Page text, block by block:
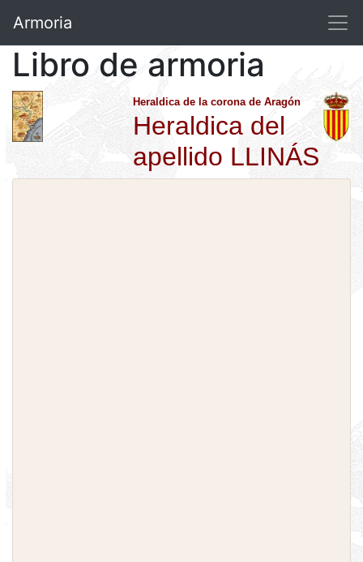
Armoria
Libro de armoria
Heraldica de la corona de Aragón
Heraldica del
apellido LLINÁS